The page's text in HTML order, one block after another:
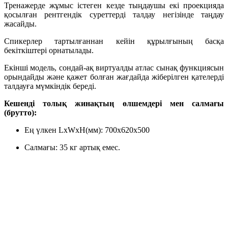
Тренажерде жұмыс істеген кезде тыңдаушы екі проекцияда
қосылған рентгендік суреттерді талдау негізінде таңдау
жасайды.
Спикерлер тартылғаннан кейін құрылғының басқа
бекіткіштері орнатылады.
Екінші модель, сондай-ақ виртуалды атлас сынақ функциясын
орындайды және қажет болған жағдайда жіберілген қателерді
талдауға мүмкіндік береді.
Кешенді толық жинақтың өлшемдері мен салмағы
(брутто):
Ең үлкен LxWxH(мм): 700x620x500
Салмағы: 35 кг артық емес.